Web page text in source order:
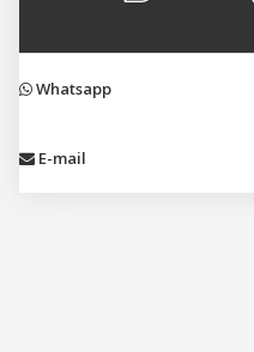
Whatsapp
E-mail